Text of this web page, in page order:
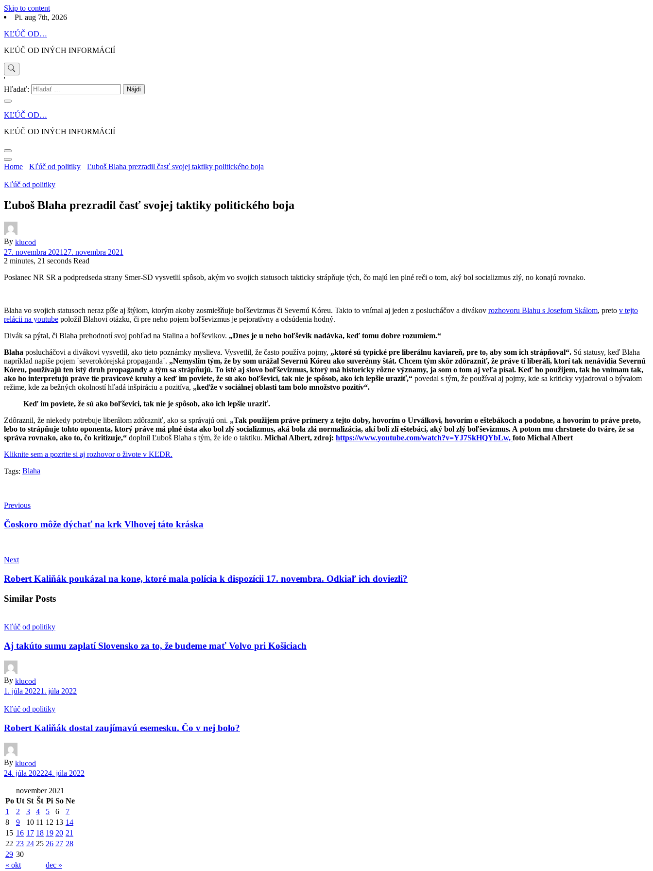
Skip to content
Pi. aug 7th, 2026
KĽÚČ OD…
KĽÚČ OD INÝCH INFORMÁCIÍ
'
Hľadať:
KĽÚČ OD…
KĽÚČ OD INÝCH INFORMÁCIÍ
Home Kľúč od politiky Ľuboš Blaha prezradil časť svojej taktiky politického boja
Kľúč od politiky
Ľuboš Blaha prezradil časť svojej taktiky politického boja
By klucod
27. novembra 2021 27. novembra 2021
2 minutes, 21 seconds Read
Poslanec NR SR a podpredseda strany Smer-SD vysvetlil spôsob, akým vo svojich statusoch takticky strápňuje tých, čo majú len plné reči o tom, aký bol socializmus zlý, no konajú rovnako.
Blaha vo svojich statusoch neraz píše aj štýlom, ktorým akoby zosmiešňuje boľševizmus či Severnú Kóreu. Takto to vnímal aj jeden z poslucháčov a divákov rozhovoru Blahu s Josefom Skálom, preto v tejto
relácii na youtube položil Blahovi otázku, či pre neho pojem boľševizmus je pejoratívny a odsúdenia hodný.
Divák sa pýtal, či Blaha prehodnotí svoj pohľad na Stalina a boľševikov. „Dnes je u neho boľševik nadávka, keď tomu dobre rozumiem.“
Blaha poslucháčovi a divákovi vysvetlil, ako tieto poznámky myslieva. Vysvetlil, že často používa pojmy, „ktoré sú typické pre liberálnu kaviareň, pre to, aby som ich strápňoval“. Sú statusy, keď Blaha
napríklad napíše pojem ´severokórejská propaganda´. „Nemyslím tým, že by som urážal Severnú Kóreu ako suverénny štát. Chcem tým skôr zdôrazniť, že práve tí liberáli, ktorí tak nenávidia Severnú
Kóreu, používajú ten istý druh propagandy a tým sa strápňujú. To isté aj slovo boľševizmus, ktorý má historicky rôzne významy, ja som o tom aj veľa písal. Keď ho použijem, tak ho vnímam tak,
ako ho interpretujú práve tie pravicové kruhy a keď im poviete, že sú ako boľševici, tak nie je spôsob, ako ich lepšie uraziť,“ povedal s tým, že používal aj pojmy, kde sa kriticky vyjadroval o bývalom
režime, kde za bežných okolností hľadá inšpiráciu a pozitíva, „keďže v sociálnej oblasti tam bolo množstvo pozitív“.
Keď im poviete, že sú ako boľševici, tak nie je spôsob, ako ich lepšie uraziť.
Zdôraznil, že niekedy potrebuje liberálom zdôrazniť, ako sa správajú oni. „Tak použijem práve prímery z tejto doby, hovorím o Urválkovi, hovorím o eštebákoch a podobne, a hovorím to práve preto,
lebo to strápňuje tohto oponenta, ktorý práve má plné ústa ako bol zlý socializmus, aká bola zlá normalizácia, akí boli zlí eštebáci, aký bol zlý boľševizmus. A potom mu chrstnete do tváre, že sa
správa rovnako, ako to, čo kritizuje,“ doplnil Ľuboš Blaha s tým, že ide o taktiku. Michal Albert, zdroj: https://www.youtube.com/watch?v=YJ7SkHQYbLw, foto Michal Albert
Kliknite sem a pozrite si aj rozhovor o živote v KĽDR.
Tags: Blaha
Previous
Čoskoro môže dýchať na krk Vlhovej táto kráska
Next
Robert Kaliňák poukázal na kone, ktoré mala polícia k dispozícii 17. novembra. Odkiaľ ich doviezli?
Similar Posts
Kľúč od politiky
Aj takúto sumu zaplatí Slovensko za to, že budeme mať Volvo pri Košiciach
By klucod
1. júla 20221. júla 2022
Kľúč od politiky
Robert Kaliňák dostal zaujímavú esemesku. Čo v nej bolo?
By klucod
24. júla 202224. júla 2022
november 2021
Po Ut St Št Pi So Ne
« okt dec »
1 2 3 4 5 6
7
8
9 10 11 12 13 14
15 16 17 18 19 20 21
22 23 24 25 26 27 28
29 30